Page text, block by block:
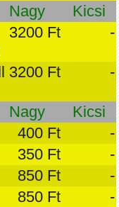
Nagy
Kicsi
3200 Ft -
3200 Ft -
Nagy
Kicsi
400 Ft
-
350 Ft
-
850 Ft
-
850 Ft
-